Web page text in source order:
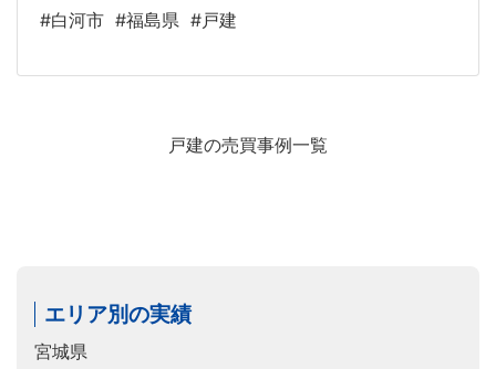
#白河市 #福島県 #戸建
戸建の売買事例一覧
エリア別の実績
宮城県